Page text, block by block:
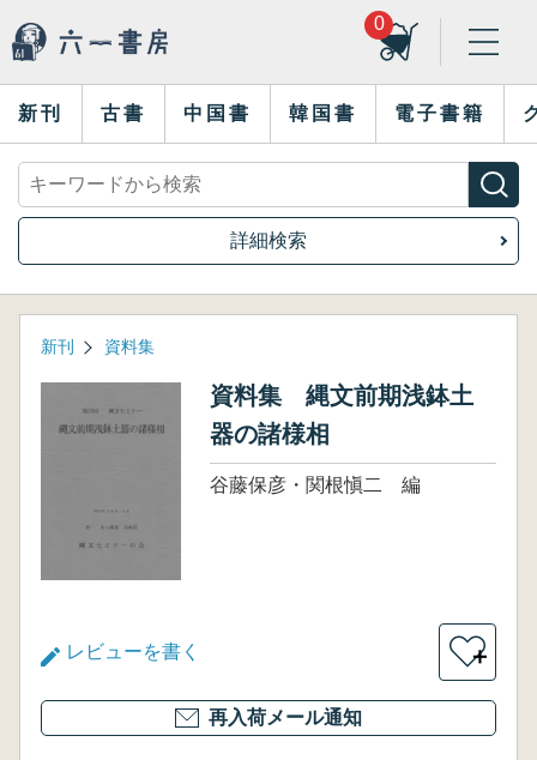
0
新刊 古書 中国書 韓国書 電子書籍
詳細検索
新刊 資料集
資料集 縄文前期浅鉢土
器の諸様相
谷藤保彦・関根愼二 編
レビューを書く ＋
再入荷メール通知